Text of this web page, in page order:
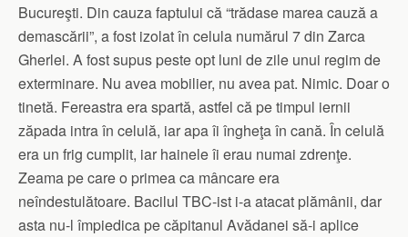
Bucureşti. Din cauza faptului că “trădase marea cauză a
demascării”, a fost izolat în celula numărul 7 din Zarca
Gherlei. A fost supus peste opt luni de zile unui regim de
exterminare. Nu avea mobilier, nu avea pat. Nimic. Doar o
tinetă. Fereastra era spartă, astfel că pe timpul iernii
zăpada intra în celulă, iar apa îi îngheţa în cană. În celulă
era un frig cumplit, iar hainele îi erau numai zdrenţe.
Zeama pe care o primea ca mâncare era
neîndestulătoare. Bacilul TBC-ist i-a atacat plămânii, dar
asta nu-l împiedica pe căpitanul Avădanei să-i aplice